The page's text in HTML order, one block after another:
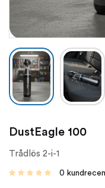
DustEagle 100
Trådlös 2-i-1
0